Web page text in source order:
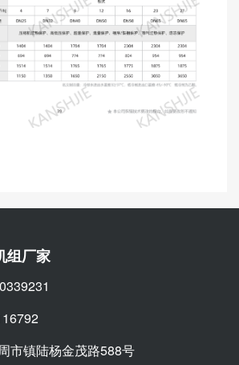
组厂家
市镇陆杨金茂路588号